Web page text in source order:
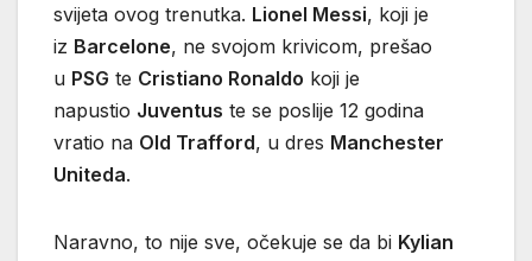
svijeta ovog trenutka. Lionel Messi, koji je
iz Barcelone, ne svojom krivicom, prešao
u PSG te Cristiano Ronaldo koji je
napustio Juventus te se poslije 12 godina
vratio na Old Trafford, u dres Manchester
Uniteda.
Naravno, to nije sve, očekuje se da bi Kylian